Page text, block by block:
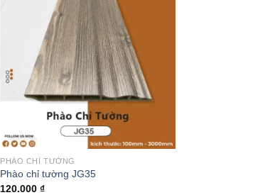
PHÀO CHỈ TƯỜNG
Phào chỉ tường JG35
120.000₫